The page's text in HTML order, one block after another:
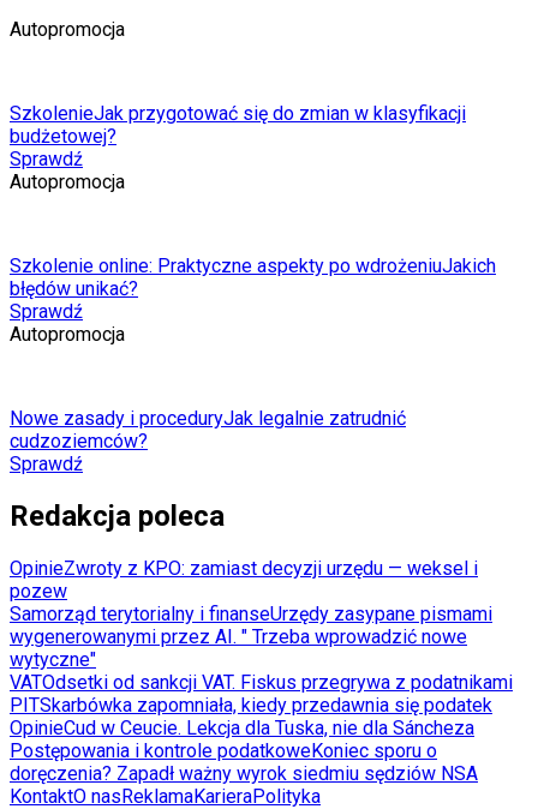
Autopromocja
SzkolenieJak przygotować się do zmian w klasyfikacji
budżetowej?
Sprawdź
Autopromocja
Szkolenie online: Praktyczne aspekty po wdrożeniuJakich
błędów unikać?
Sprawdź
Autopromocja
Nowe zasady i proceduryJak legalnie zatrudnić
cudzoziemców?
Sprawdź
Redakcja poleca
OpinieZwroty z KPO: zamiast decyzji urzędu — weksel i
pozew
Samorząd terytorialny i finanseUrzędy zasypane pismami
wygenerowanymi przez AI. " Trzeba wprowadzić nowe
wytyczne"
VATOdsetki od sankcji VAT. Fiskus przegrywa z podatnikami
PITSkarbówka zapomniała, kiedy przedawnia się podatek
OpinieCud w Ceucie. Lekcja dla Tuska, nie dla Sáncheza
Postępowania i kontrole podatkoweKoniec sporu o
doręczenia? Zapadł ważny wyrok siedmiu sędziów NSA
KontaktO nasReklamaKarieraPolityka